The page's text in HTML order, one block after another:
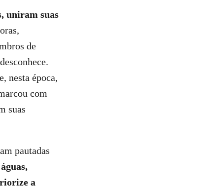
uniram suas
de
nesta época,
com
suas
pautadas
a